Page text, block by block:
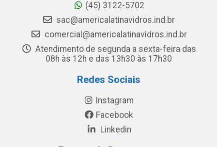
(45) 3122-5702
sac@americalatinavidros.ind.br
comercial@americalatinavidros.ind.br
Atendimento de segunda a sexta-feira das
08h às 12h e das 13h30 às 17h30
Redes Sociais
Instagram
Facebook
Linkedin